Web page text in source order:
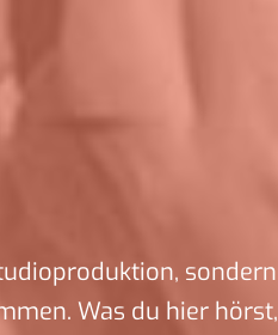
sondern
Was du hier hörst,